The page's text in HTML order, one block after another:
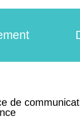
de